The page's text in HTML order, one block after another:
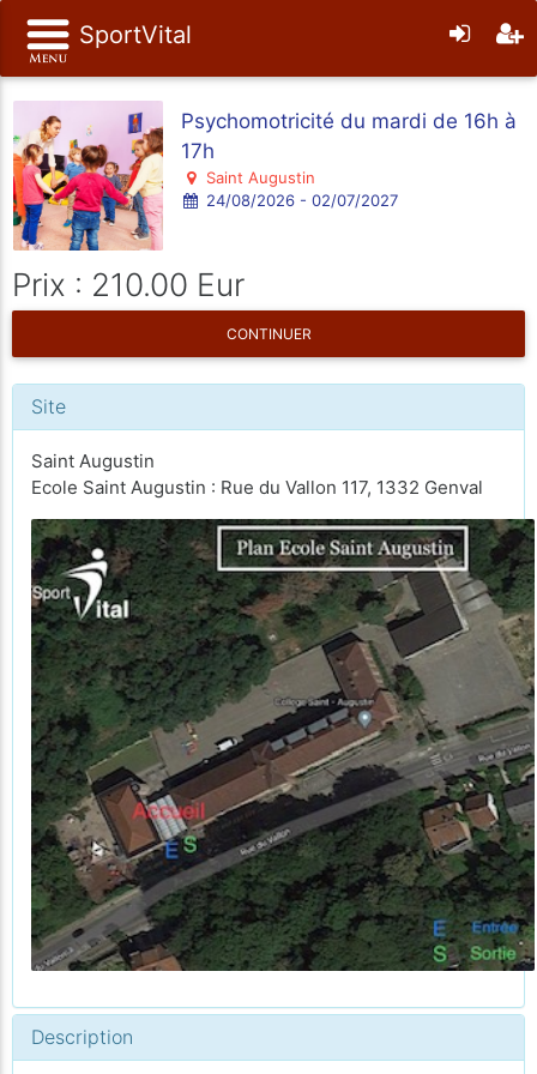
SportVital
Psychomotricité du mardi de 16h à
17h
Saint Augustin
24/08/2026 - 02/07/2027
Prix : 210.00 Eur
CONTINUER
Site
Saint Augustin
Ecole Saint Augustin : Rue du Vallon 117, 1332 Genval
Description